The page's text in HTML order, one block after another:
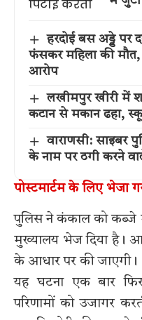
हरदोई बस अड्डे पर
फंसकर महिला की मौत,
आरोप
लखीमपुर खीरी में
कटान से मकान ढहा,
वाराणसी: साइबर
के नाम पर ठगी करने
पोस्टमार्टम के लिए भेजा
पुलिस ने कंकाल को कब्जे
मुख्यालय भेज दिया है। आगे
के आधार पर की जाएगी।
यह घटना एक बार फिर
परिणामों को उजागर